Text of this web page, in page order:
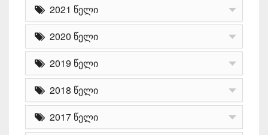
2021 წელი
2020 წელი
2019 წელი
2018 წელი
2017 წელი